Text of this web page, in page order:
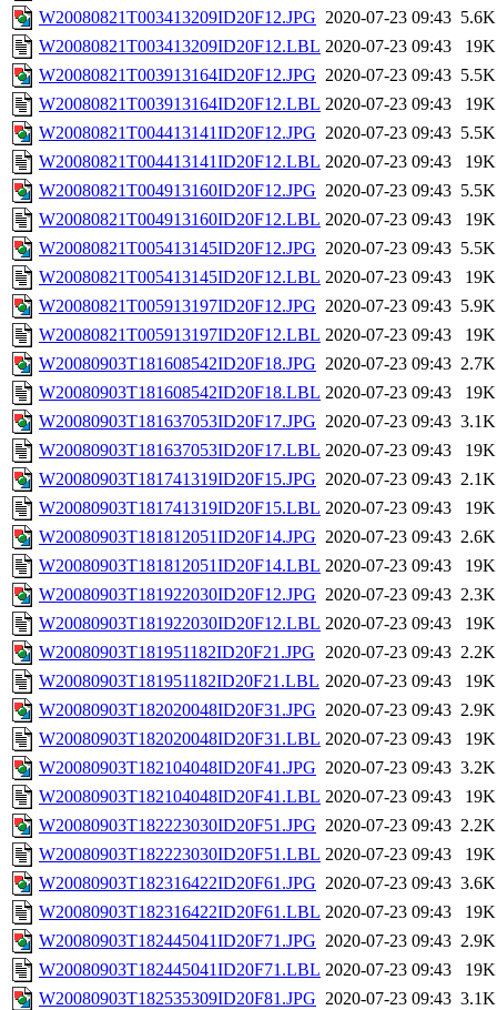
W20080821T003413209ID20F12.JPG 2020-07-23 09:43 5.6K
W20080821T003413209ID20F12.LBL 2020-07-23 09:43
19K
W20080821T003913164ID20F12.JPG 2020-07-23 09:43 5.5K
W20080821T003913164ID20F12.LBL 2020-07-23 09:43
19K
W20080821T004413141ID20F12.JPG 2020-07-23 09:43 5.5K
W20080821T004413141ID20F12.LBL 2020-07-23 09:43
19K
W20080821T004913160ID20F12.JPG 2020-07-23 09:43 5.5K
W20080821T004913160ID20F12.LBL 2020-07-23 09:43
19K
W20080821T005413145ID20F12.JPG 2020-07-23 09:43 5.5K
W20080821T005413145ID20F12.LBL 2020-07-23 09:43
19K
W20080821T005913197ID20F12.JPG 2020-07-23 09:43 5.9K
W20080821T005913197ID20F12.LBL 2020-07-23 09:43
19K
W20080903T181608542ID20F18.JPG 2020-07-23 09:43 2.7K
W20080903T181608542ID20F18.LBL 2020-07-23 09:43
19K
W20080903T181637053ID20F17.JPG 2020-07-23 09:43 3.1K
W20080903T181637053ID20F17.LBL 2020-07-23 09:43
19K
W20080903T181741319ID20F15.JPG 2020-07-23 09:43 2.1K
W20080903T181741319ID20F15.LBL 2020-07-23 09:43
19K
W20080903T181812051ID20F14.JPG 2020-07-23 09:43 2.6K
W20080903T181812051ID20F14.LBL 2020-07-23 09:43
19K
W20080903T181922030ID20F12.JPG 2020-07-23 09:43 2.3K
W20080903T181922030ID20F12.LBL 2020-07-23 09:43
19K
W20080903T181951182ID20F21.JPG 2020-07-23 09:43 2.2K
W20080903T181951182ID20F21.LBL 2020-07-23 09:43
19K
W20080903T182020048ID20F31.JPG 2020-07-23 09:43 2.9K
W20080903T182020048ID20F31.LBL 2020-07-23 09:43
19K
W20080903T182104048ID20F41.JPG 2020-07-23 09:43 3.2K
W20080903T182104048ID20F41.LBL 2020-07-23 09:43
19K
W20080903T182223030ID20F51.JPG 2020-07-23 09:43 2.2K
W20080903T182223030ID20F51.LBL 2020-07-23 09:43
19K
W20080903T182316422ID20F61.JPG 2020-07-23 09:43 3.6K
W20080903T182316422ID20F61.LBL 2020-07-23 09:43
19K
W20080903T182445041ID20F71.JPG 2020-07-23 09:43 2.9K
W20080903T182445041ID20F71.LBL 2020-07-23 09:43
19K
W20080903T182535309ID20F81.JPG 2020-07-23 09:43 3.1K